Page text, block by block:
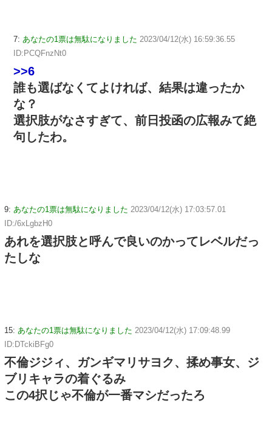
7: あなたの1票は無駄になりました 2023/04/12(水) 16:59:36.55
ID:PCQFnzNt0
>>6
誰も選ばなくてよければ、結果は違ったか
な？
選択肢がなさすぎて、前日投函の広報みて絶
句したわ。
9: あなたの1票は無駄になりました 2023/04/12(水) 17:03:57.01
ID:/6xLgbzH0
あれを選択肢と呼んで良いのかってレベルだっ
たしな
15: あなたの1票は無駄になりました 2023/04/12(水) 17:09:48.99
ID:DTckiBFg0
不倫ジジィ、ガンギマリサヨク、揉め事女、ジ
ブリキャラの着ぐるみ
この4択じゃ不倫が一番マシだったろ